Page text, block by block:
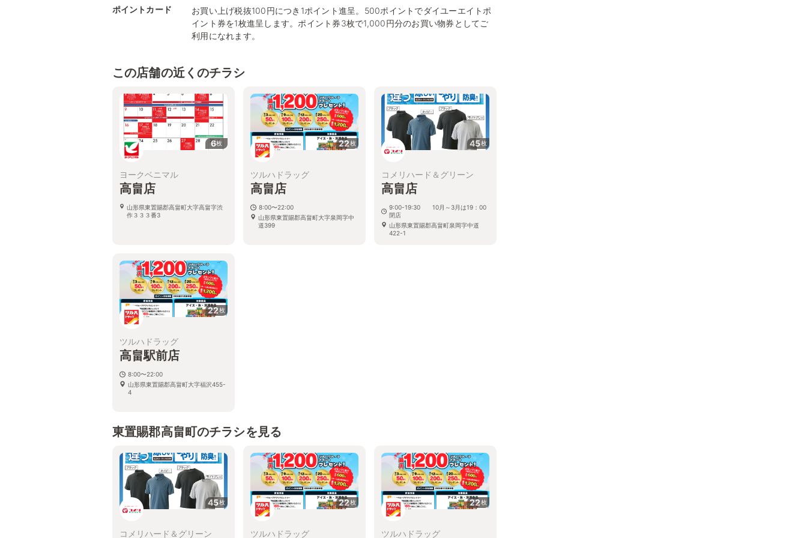
ポイントカード
お買い上げ税抜100円につき1ポイント進呈。500ポイントでダイユーエイトポ
イント券を1枚進呈します。ポイント券3枚で1,000円分のお買い物券としてご
利用になれます。
この店舗の近くのチラシ
6枚
ヨークベニマル
高畠店
山形県東置賜郡高畠町大字高畠字渋
作３３３番3
22枚
ツルハドラッグ
高畠店
8:00〜22:00
山形県東置賜郡高畠町大字泉岡字中
道399
45枚
コメリハード＆グリーン
高畠店
9:00-19:30 10月～3月は19：00
閉店
山形県東置賜郡高畠町泉岡字中道
422-1
22枚
ツルハドラッグ
高畠駅前店
8:00〜22:00
山形県東置賜郡高畠町大字福沢455-
4
東置賜郡高畠町のチラシを見る
45枚
コメリハード＆グリーン
22枚
ツルハドラッグ
22枚
ツルハドラッグ